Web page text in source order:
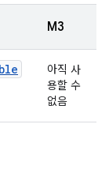
M3
아직 사
용할 수
없음